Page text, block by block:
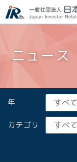
ニュース
年
カテゴリ